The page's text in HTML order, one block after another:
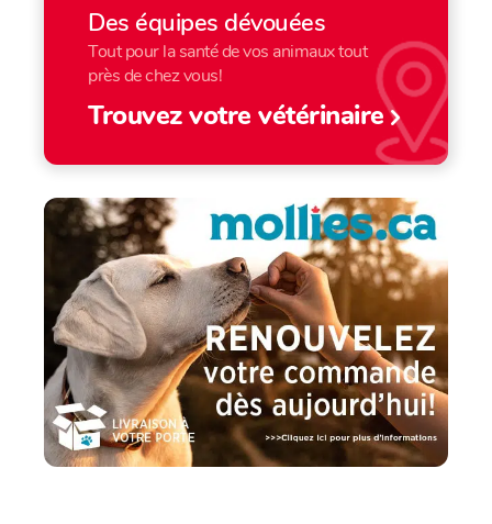
Des équipes dévouées
Tout pour la santé de vos animaux tout
près de chez vous!
Trouvez votre vétérinaire